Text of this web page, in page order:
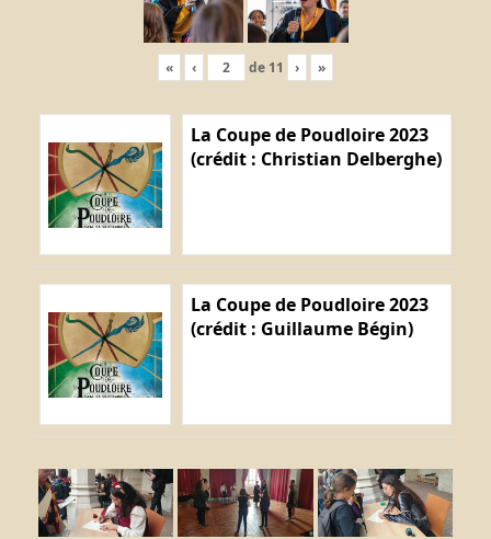
« ‹ de 11 › »
La Coupe de Poudloire 2023
(crédit : Christian Delberghe)
La Coupe de Poudloire 2023
(crédit : Guillaume Bégin)